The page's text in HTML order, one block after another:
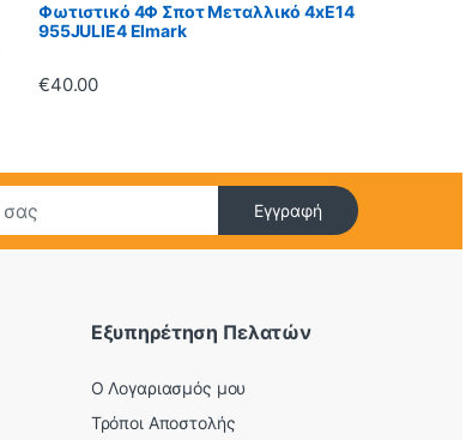
Φωτιστικό 4Φ Σποτ Μεταλλικό 4xE14
955JULIE4 Elmark
€40.00
Εγγραφή
Εξυπηρέτηση Πελατών
O Λογαριασμός μου
Τρόποι Αποστολής